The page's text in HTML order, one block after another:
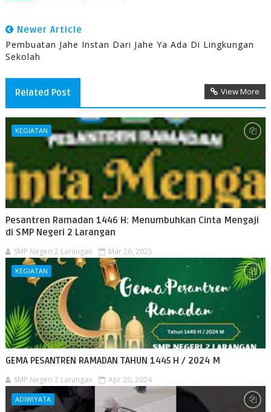
Newer Article
Pembuatan Jahe Instan Dari Jahe Ya Ada Di Lingkungan
Sekolah
Related Post View More
KEGIATAN
Pesantren Ramadan 1446 H: Menumbuhkan Cinta Mengaji
di SMP Negeri 2 Larangan
SMP Negeri 2 Larangan Mar 26, 2025
KEGIATAN
GEMA PESANTREN RAMADAN TAHUN 1445 H / 2024 M
SMP Negeri 2 Larangan Apr 20, 2024
ADIWIYATA